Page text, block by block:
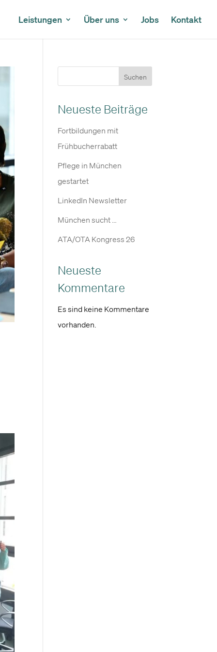
Leistungen Über uns Jobs Kontakt
Suchen
Neueste Beiträge
Fortbildungen mit
Frühbucherrabatt
Pflege in München
gestartet
LinkedIn Newsletter
München sucht …
ATA/OTA Kongress 26
Neueste
Kommentare
Es sind keine Kommentare
vorhanden.